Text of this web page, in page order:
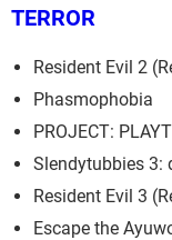
TERROR
Resident Evil 2
Phasmophobia
PROJECT:
Slendytubbies 3:
Resident Evil 3
Escape the